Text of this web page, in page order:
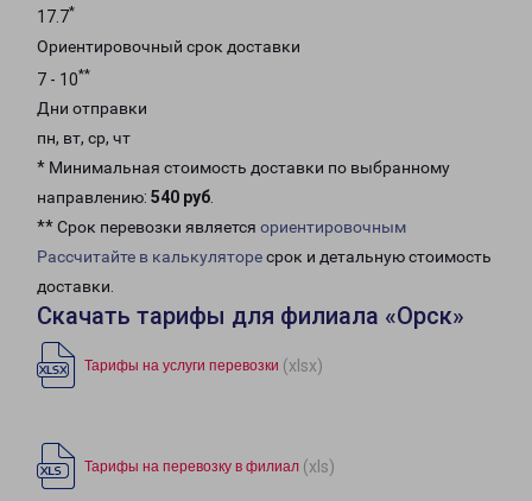
17.7*
Ориентировочный срок доставки
7 - 10**
Дни отправки
пн, вт, ср, чт
* Минимальная стоимость доставки по выбранному
направлению: 540 руб.
** Срок перевозки является ориентировочным
Рассчитайте в калькуляторесрок и детальную стоимость
доставки.
Скачать тарифы для филиала «Орск»
Тарифы на услуги перевозки (xlsx)
Тарифы на перевозку в филиал (xls)